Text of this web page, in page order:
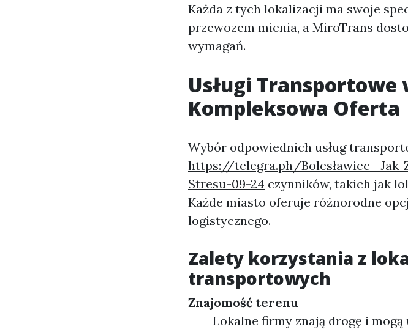
Każda z tych lokalizacji ma swoje
przewozem mienia, a MiroTrans
wymagań.
Usługi Transportowe
Kompleksowa Oferta
Wybór odpowiednich usług
https://telegra.ph/Bolesławiec--Jak-
Stresu-09-24 czynników, takich jak
Każde miasto oferuje różnorodne
logistycznego.
Zalety korzystania z
transportowych
Znajomość terenu
Lokalne firmy znają drogę i